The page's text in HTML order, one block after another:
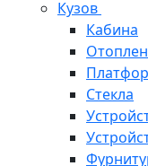
Кузов
Кабина
Стекла